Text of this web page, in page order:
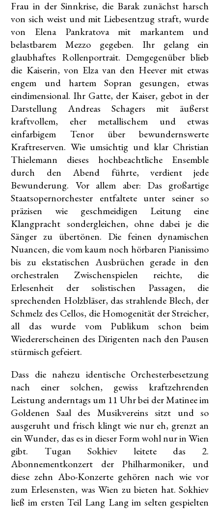
Frau in der Sinnkrise, die Barak zunächst harsch
von sich weist und mit Liebesentzug straft, wurde
von Elena Pankratova mit markantem und
belastbarem Mezzo gegeben. Ihr gelang ein
glaubhaftes Rollenportrait. Demgegenüber blieb
die Kaiserin, von Elza van den Heever mit etwas
engem und hartem Sopran gesungen, etwas
eindimensional. Ihr Gatte, der Kaiser, gebot in der
Darstellung Andreas Schagers mit äußerst
kraftvollem, eher metallischem und etwas
einfarbigem Tenor über bewundernswerte
Kraftreserven. Wie umsichtig und klar Christian
Thielemann dieses hochbeachtliche Ensemble
durch den Abend führte, verdient jede
Bewunderung. Vor allem aber: Das großartige
Staatsopernorchester entfaltete unter seiner so
präzisen wie geschmeidigen Leitung eine
Klangpracht sondergleichen, ohne dabei je die
Sänger zu übertönen. Die feinen dynamischen
Nuancen, die vom kaum noch hörbaren Pianissimo
bis zu ekstatischen Ausbrüchen gerade in den
orchestralen Zwischenspielen reichte, die
Erlesenheit der solistischen Passagen, die
sprechenden Holzbläser, das strahlende Blech, der
Schmelz des Cellos, die Homogenität der Streicher,
all das wurde vom Publikum schon beim
Wiedererscheinen des Dirigenten nach den Pausen
stürmisch gefeiert.
Dass die nahezu identische Orchesterbesetzung
nach einer solchen, gewiss kraftzehrenden
Leistung anderntags um 11 Uhr bei der Matinee im
Goldenen Saal des Musikvereins sitzt und so
ausgeruht und frisch klingt wie nur eh, grenzt an
ein Wunder, das es in dieser Form wohl nur in Wien
gibt. Tugan Sokhiev leitete das 2.
Abonnementkonzert der Philharmoniker, und
diese zehn Abo-Konzerte gehören nach wie vor
zum Erlesensten, was Wien zu bieten hat. Sokhiev
ließ im ersten Teil Lang Lang im selten gespielten